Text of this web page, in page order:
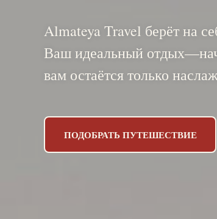
Almateya Travel берёт на
Ваш идеальный
вам остаётся только
ПОДОБРАТЬ ПУТЕШЕСТВИЕ